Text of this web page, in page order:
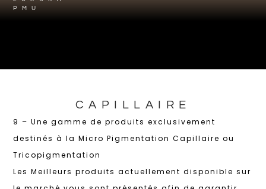
PMU
CAPILLAIRE
9 – Une gamme de produits exclusivement
destinés à la Micro Pigmentation Capillaire ou
Tricopigmentation
Les Meilleurs produits actuellement disponible sur